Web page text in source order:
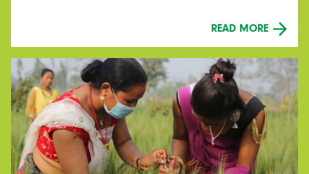
READ MORE